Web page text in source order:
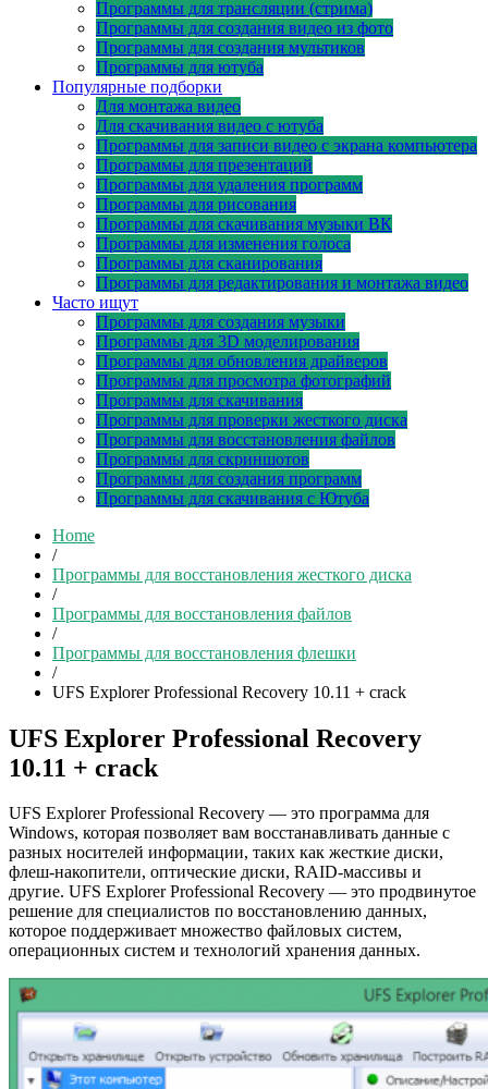
Программы для трансляции (стрима)
Программы для создания видео из фото
Программы для создания мультиков
Программы для ютуба
Популярные подборки
Для монтажа видео
Для скачивания видео с ютуба
Программы для записи видео с экрана компьютера
Программы для презентаций
Программы для удаления программ
Программы для рисования
Программы для скачивания музыки ВК
Программы для изменения голоса
Программы для сканирования
Программы для редактирования и монтажа видео
Часто ищут
Программы для создания музыки
Программы для 3D моделирования
Программы для обновления драйверов
Программы для просмотра фотографий
Программы для скачивания
Программы для проверки жесткого диска
Программы для восстановления файлов
Программы для скриншотов
Программы для создания программ
Программы для скачивания с Ютуба
Home
/
Программы для восстановления жесткого диска
/
Программы для восстановления файлов
/
Программы для восстановления флешки
/
UFS Explorer Professional Recovery 10.11 + crack
UFS Explorer Professional Recovery
10.11 + crack
UFS Explorer Professional Recovery — это программа для
Windows, которая позволяет вам восстанавливать данные с
разных носителей информации, таких как жесткие диски,
флеш-накопители, оптические диски, RAID-массивы и
другие. UFS Explorer Professional Recovery — это продвинутое
решение для специалистов по восстановлению данных,
которое поддерживает множество файловых систем,
операционных систем и технологий хранения данных.